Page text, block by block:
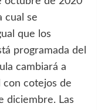
cual se
que los
programada del
cambiará a
con cotejos de
diciembre. Las